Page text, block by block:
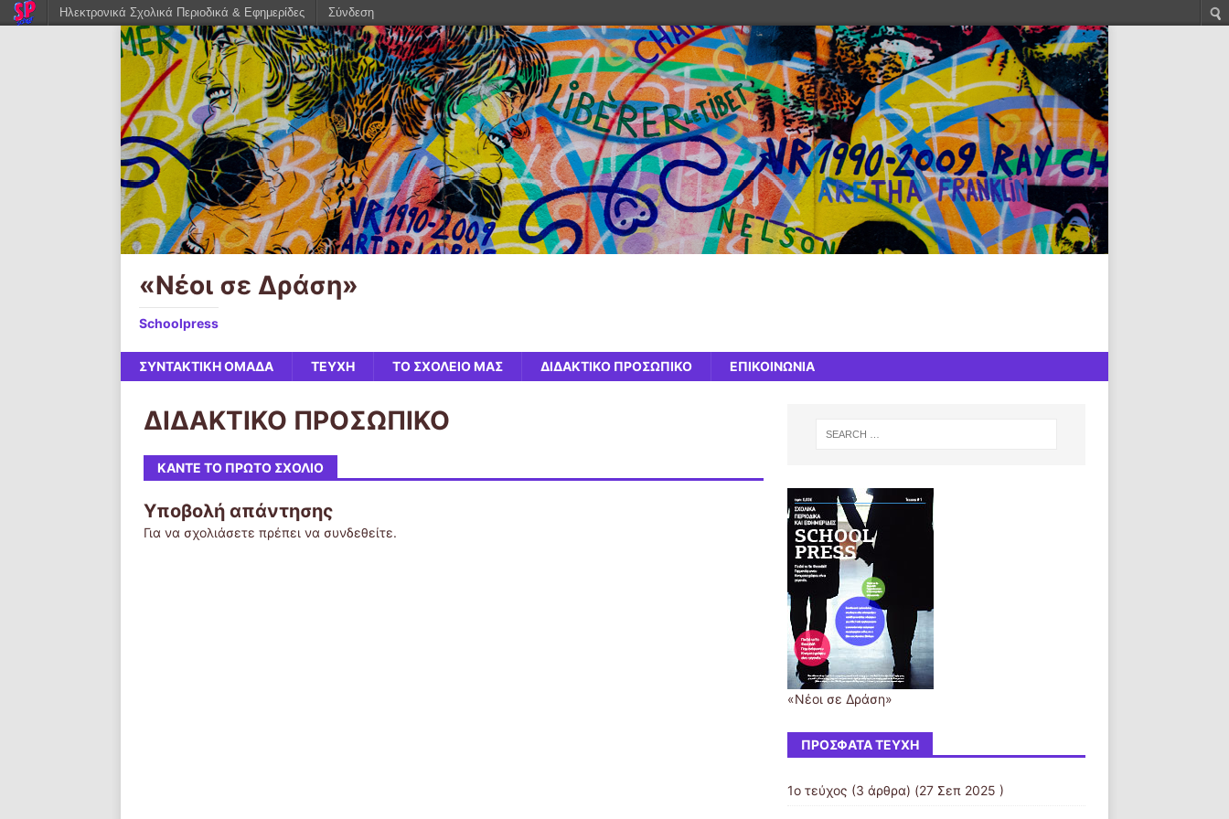
«Νέοι σε Δράση»
Schoolpress
ΣΥΝΤΑΚΤΙΚΗ ΟΜΑΔΑ ΤΕΥΧΗ ΤΟ ΣΧΟΛΕΙΟ ΜΑΣ ΔΙΔΑΚΤΙΚΟ ΠΡΟΣΩΠΙΚΟ ΕΠΙΚΟΙΝΩΝΙΑ
ΔΙΔΑΚΤΙΚΟ ΠΡΟΣΩΠΙΚΟ
ΚΆΝΤΕ ΤΟ ΠΡΏΤΟ ΣΧΌΛΙΟ
Υποβολή απάντησης
Για να σχολιάσετε πρέπει να συνδεθείτε.
«Νέοι σε Δράση»
ΠΡΌΣΦΑΤΑ ΤΕΎΧΗ
1ο τεύχος (3 άρθρα) (27 Σεπ 2025 )
Ηλεκτρονικά Σχολικά Περιοδικά & Εφημερίδες Σύνδεση